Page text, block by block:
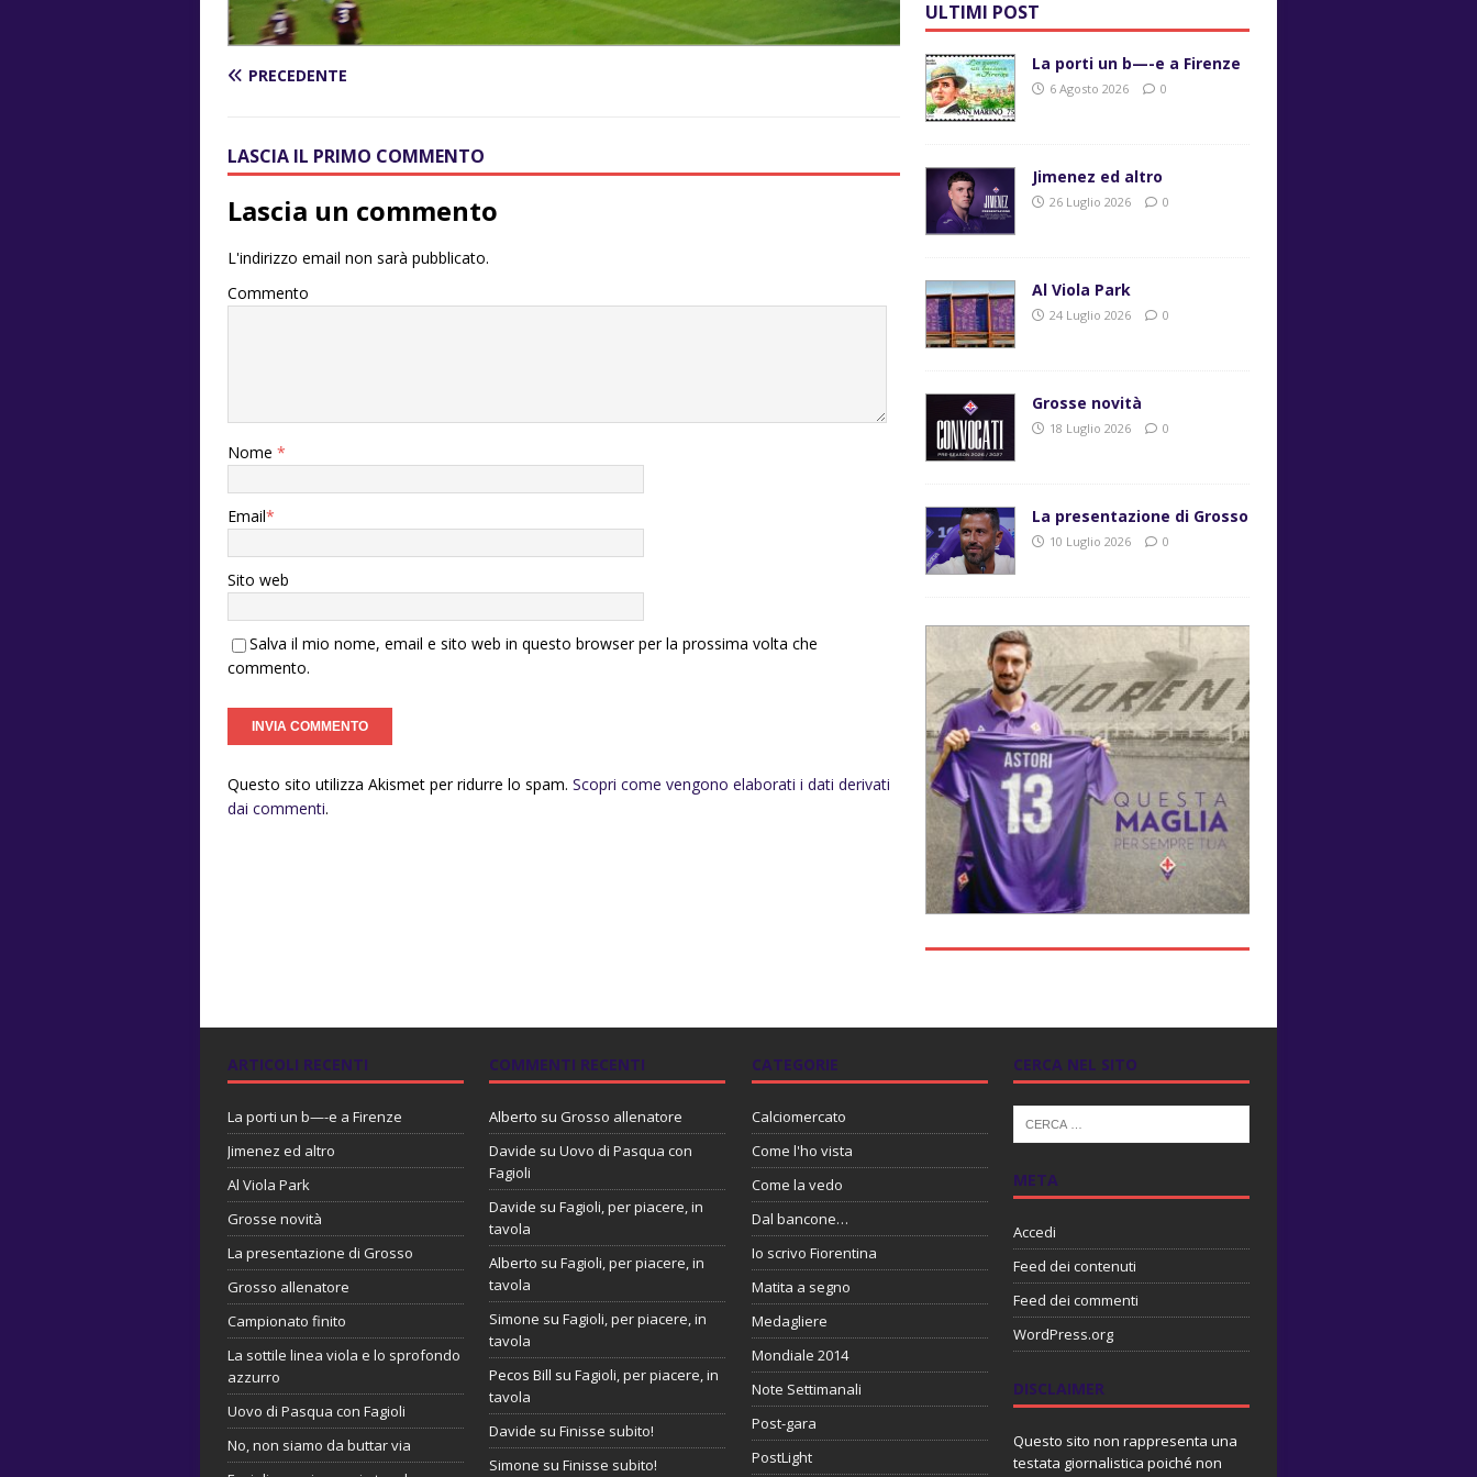
PRECEDENTE
LASCIA IL PRIMO COMMENTO
Lascia un commento
L'indirizzo email non sarà pubblicato.
Commento
Nome *
Email*
Sito web
Salva il mio nome, email e sito web in questo browser per la prossima volta che
commento.
Questo sito utilizza Akismet per ridurre lo spam. Scopri come vengono elaborati i dati derivati
dai commenti.
ULTIMI POST
La porti un b—-e a Firenze
6 Agosto 2026 0
Jimenez ed altro
26 Luglio 2026 0
Al Viola Park
24 Luglio 2026 0
Grosse novità
18 Luglio 2026 0
La presentazione di Grosso
10 Luglio 2026 0
ARTICOLI RECENTI
La porti un b—-e a Firenze
Jimenez ed altro
Al Viola Park
Grosse novità
La presentazione di Grosso
Grosso allenatore
Campionato finito
La sottile linea viola e lo sprofondo
azzurro
Uovo di Pasqua con Fagioli
No, non siamo da buttar via
COMMENTI RECENTI
Alberto su Grosso allenatore
Davide suUovo di Pasqua con
Fagioli
Davide suFagioli, per piacere, in
tavola
Alberto suFagioli, per piacere, in
tavola
Simone suFagioli, per piacere, in
tavola
Pecos Bill suFagioli, per piacere, in
tavola
Davide suFinisse subito!
Simone suFinisse subito!
CATEGORIE
Calciomercato
Come l'ho vista
Come la vedo
Dal bancone…
Io scrivo Fiorentina
Matita a segno
Medagliere
Mondiale 2014
Note Settimanali
Post-gara
PostLight
CERCA NEL SITO
META
Accedi
Feed dei contenuti
Feed dei commenti
WordPress.org
DISCLAIMER
Questo sito non rappresenta una
testata giornalistica poiché non